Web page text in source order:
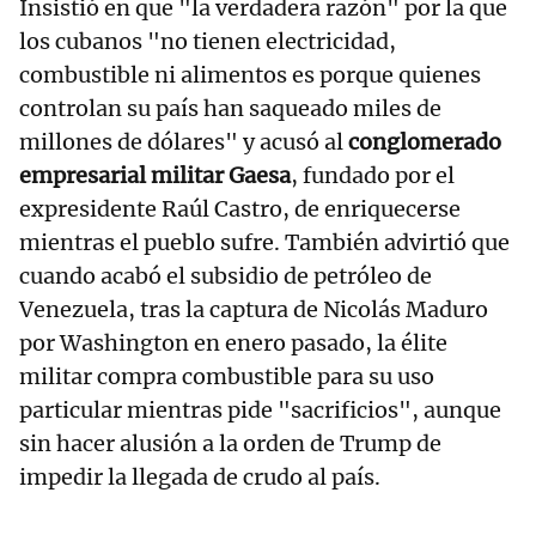
Insistió en que "la verdadera razón" por la que
los cubanos "no tienen electricidad,
combustible ni alimentos es porque quienes
controlan su país han saqueado miles de
millones de dólares" y acusó alconglomerado
empresarial militar Gaesa, fundado por el
expresidente Raúl Castro, de enriquecerse
mientras el pueblo sufre. También advirtió que
cuando acabó el subsidio de petróleo de
Venezuela, tras la captura de Nicolás Maduro
por Washington en enero pasado, la élite
militar compra combustible para su uso
particular mientras pide "sacrificios", aunque
sin hacer alusión a la orden de Trump de
impedir la llegada de crudo al país.